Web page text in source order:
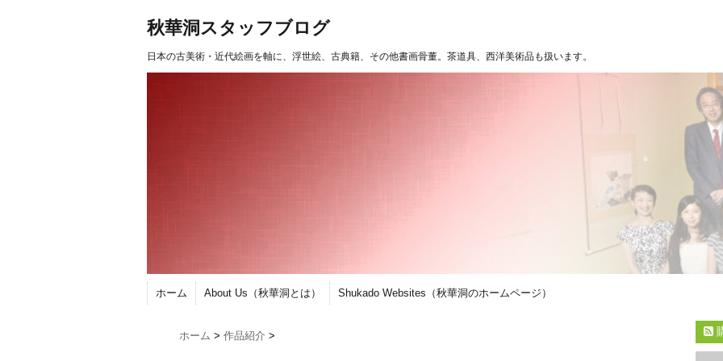
秋華洞スタッフブログ
日本の古美術・近代絵画を軸に、浮世絵、古典籍、その他書画骨董。茶道具、西洋美術品も扱います。
ホーム About Us（秋華洞とは） Shukado Websites（秋華洞のホームページ）
ホーム > 作品紹介 >